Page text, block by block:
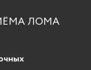
ЛОМА